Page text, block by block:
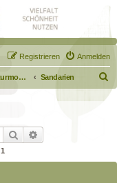
Anmelden
Registrieren
Naturmodule & kleine Biotope Sandarien
u
Suche
1